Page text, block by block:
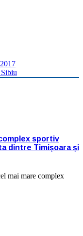
sportiv
dintre Timișoara și
mai mare complex